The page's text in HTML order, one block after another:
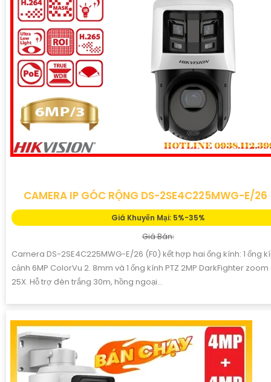
CAMERA IP GÓC RỘNG DS-2SE4C225MWG-E/
Giá Khuyến Mại: 5%-35%
Giá Bán:
Camera DS-2SE4C225MWG-E/26 (F0) kết hợp hai ống kính: 1 ống
cảnh 6MP ColorVu 2. 8mm và 1 ống kính PTZ 2MP DarkFighter
25X. Hỗ trợ đèn trắng 30m, hồng ngoại...